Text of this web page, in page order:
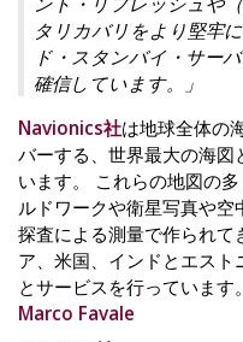
タリカバリをより堅牢
ド・スタンバイ・サー
確信しています。」
Navionics社は地球全体の
バーする、世界最大の海図
います。 これらの地図の
ルドワークや衛星写真や
探査による測量で作られ
ア、米国、インドとエス
とサービスを行っていま
Marco Favale